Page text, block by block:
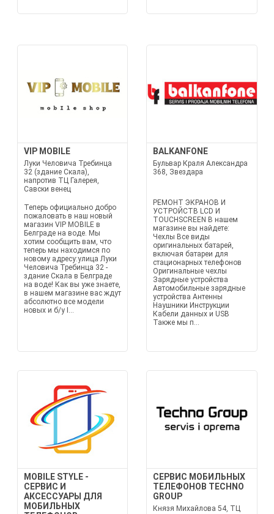
VIP MOBILE
Луки Человича Требинца
32 (здание Скала),
напротив ТЦ Галерея,
Савски венец
Теперь официально добро
пожаловать в наш новый
магазин VIP MOBILE в
Белграде на воде. Мы
хотим сообщить вам, что
теперь мы находимся по
новому адресу:улица Луки
Человича Требинца 32 -
здание Скала в Белграде
на воде! Как вы уже знаете,
в нашем магазине вас ждут
абсолютно все модели
новых и б/у I...
BALKANFONE
Бульвар Краля Александра
368, Звездара
РЕМОНТ ЭКРАНОВ И
УСТРОЙСТВ LCD И
TOUCHSCREEN В нашем
магазине вы найдете:
Чехлы Все виды
оригинальных батарей,
включая батареи для
стационарных телефонов
Оригинальные чехлы
Зарядные устройства
Автомобильные зарядные
устройства Антенны
Наушники Инструкции
Кабели данных и USB
Также мы п...
MOBILE STYLE -
СЕРВИС И
АКСЕССУАРЫ ДЛЯ
МОБИЛЬНЫХ
СЕРВИС МОБИЛЬНЫХ
ТЕЛЕФОНОВ TECHNO
GROUP
Князя Михайлова 54, ТЦ